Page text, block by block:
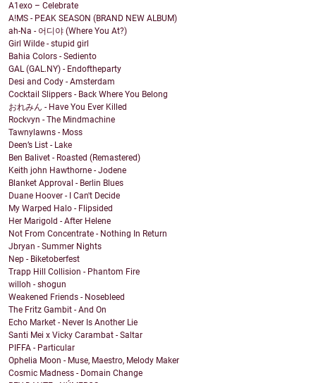
A1exo – Celebrate
A!MS - PEAK SEASON (BRAND NEW ALBUM)
ah-Na - 어디야 (Where You At?)
Girl Wilde - stupid girl
Bahia Colors - Sediento
GAL (GAL.NY) - Endoftheparty
Desi and Cody - Amsterdam
Cocktail Slippers - Back Where You Belong
おれみん - Have You Ever Killed
Rockvyn - The Mindmachine
Tawnylawns - Moss
Deen’s List - Lake
Ben Balivet - Roasted (Remastered)
Keith john Hawthorne - Jodene
Blanket Approval - Berlin Blues
Duane Hoover - I Can't Decide
My Warped Halo - Flipsided
Her Marigold - After Helene
Not From Concentrate - Nothing In Return
Jbryan - Summer Nights
Nep - Biketoberfest
Trapp Hill Collision - Phantom Fire
willoh - shogun
Weakened Friends - Nosebleed
The Fritz Gambit - And On
Echo Market - Never Is Another Lie
Santi Mei x Vicky Carambat - Saltar
PIFFA - Particular
Ophelia Moon - Muse, Maestro, Melody Maker
Cosmic Madness - Domain Change